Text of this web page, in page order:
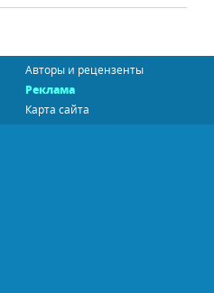
Авторы и рецензенты
Реклама
Карта сайта